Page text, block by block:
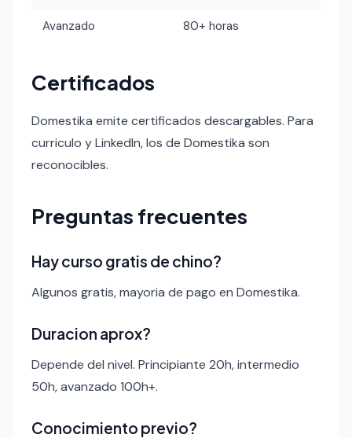
Avanzado 80+ horas
Certificados
Domestika emite certificados descargables. Para
curriculo y LinkedIn, los de Domestika son
reconocibles.
Preguntas frecuentes
Hay curso gratis de chino?
Algunos gratis, mayoria de pago en Domestika.
Duracion aprox?
Depende del nivel. Principiante 20h, intermedio
50h, avanzado 100h+.
Conocimiento previo?